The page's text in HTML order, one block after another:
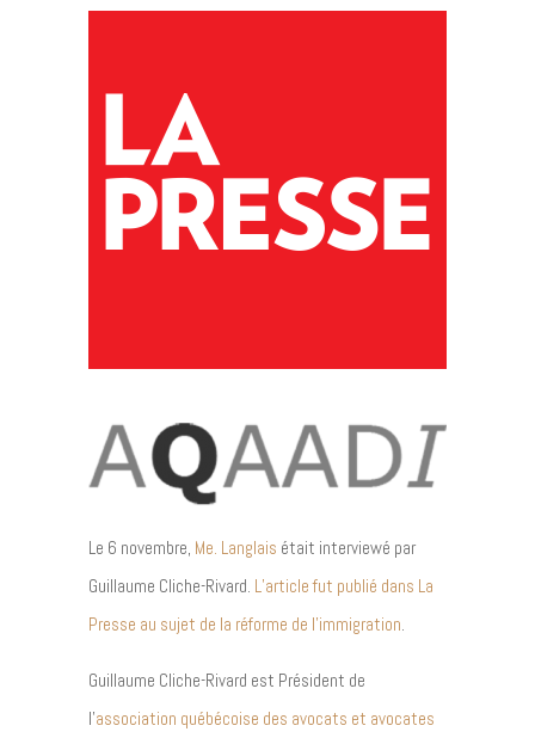
Le 6 novembre, Me. Langlais était interviewé par
Guillaume Cliche-Rivard. L’article fut publié dans La
Presse au sujet de la réforme de l’immigration.
Guillaume Cliche-Rivard est Président de
l’association québécoise des avocats et avocates